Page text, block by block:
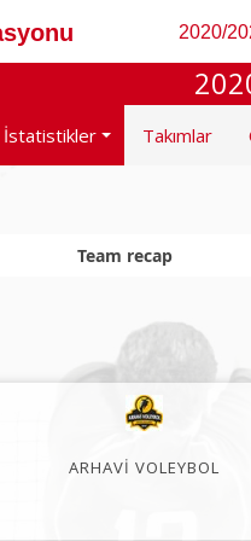
2020/
İstatistikler Takımlar
Team recap
ARHAVİ VOLEYBOL